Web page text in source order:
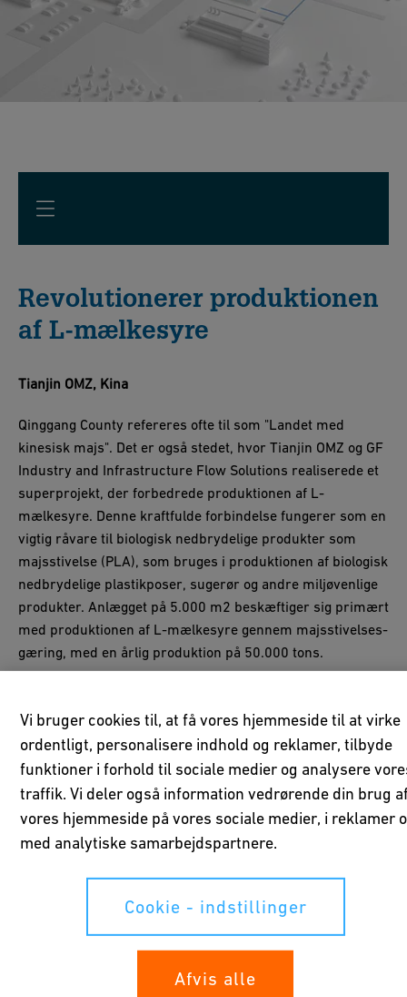
Revolutionerer produktionen
af L-mælkesyre
Tianjin OMZ, Kina
Qinggang County refereres ofte til som "Landet med
kinesisk majs". Det er også stedet, hvor Tianjin OMZ og GF
Industry and Infrastructure Flow Solutions realiserede et
superprojekt, der forbedrede produktionen af L-
mælkesyre. Denne kraftfulde forbindelse fungerer som en
vigtig råvare til biologisk nedbrydelige produkter som
majsstivelse (PLA), som bruges i produktionen af biologisk
nedbrydelige plastikposer, sugerør og andre miljøvenlige
produkter. Anlægget på 5.000 m2 beskæftiger sig primært
med produktionen af L-mælkesyre gennem majsstivelses-
gæring, med en årlig produktion på 50.000 tons.
Accepter venligst alle cookies for at se YouTube-
videoen.
Vi bruger cookies til, at få vores hjemmeside til at virke
ordentligt, personalisere indhold og reklamer, tilbyde
funktioner i forhold til sociale medier og analysere
traffik. Vi deler også information vedrørende din brug
vores hjemmeside på vores sociale medier, i reklamer
med analytiske samarbejdspartnere.
Cookie - indstillinger
Afvis alle